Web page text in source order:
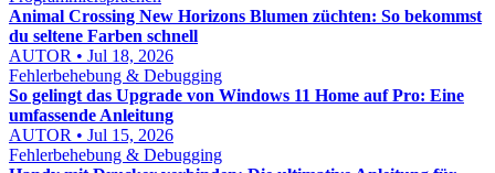
Animal Crossing New Horizons Blumen züchten: So bekommst
du seltene Farben schnell
AUTOR • Jul 18, 2026
Fehlerbehebung & Debugging
So gelingt das Upgrade von Windows 11 Home auf Pro: Eine
umfassende Anleitung
AUTOR • Jul 15, 2026
Fehlerbehebung & Debugging